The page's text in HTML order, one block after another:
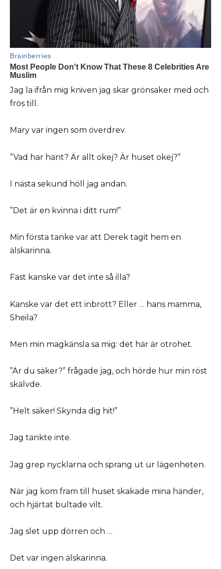
Jag la ifrån mig kniven jag skar grönsaker med och
frös till.
Mary var ingen som överdrev.
”Vad har hänt? Är allt okej? Är huset okej?”
I nästa sekund höll jag andan.
”Det är en kvinna i ditt rum!”
Min första tanke var att Derek tagit hem en
älskarinna.
Fast kanske var det inte så illa?
Kanske var det ett inbrott? Eller … hans mamma,
Sheila?
Men min magkänsla sa mig: det här är otrohet.
”Är du säker?” frågade jag, och hörde hur min röst
skälvde.
”Helt säker! Skynda dig hit!”
Jag tänkte inte.
Jag grep nycklarna och sprang ut ur lägenheten.
När jag kom fram till huset skakade mina händer,
och hjärtat bultade vilt.
Jag slet upp dörren och …
Det var ingen älskarinna.